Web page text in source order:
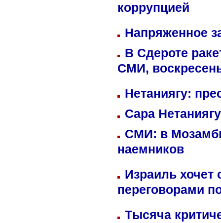
коррупцией
Напряженное
В Сдероте
СМИ,
Нетаниягу:
Сара
СМИ: в
наемников
Израиль хочет
переговорами
Тысяча